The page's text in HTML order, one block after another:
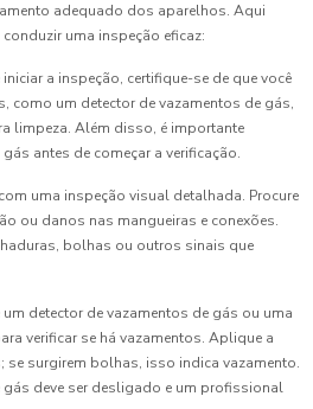
adequado dos aparelhos. Aqui
uma inspeção eficaz:
a inspeção, certifique-se de que você
como um detector de vazamentos de gás,
limpeza. Além disso, é importante
antes de começar a verificação.
uma inspeção visual detalhada. Procure
ou danos nas mangueiras e conexões.
bolhas ou outros sinais que
um detector de vazamentos de gás ou uma
verificar se há vazamentos. Aplique a
se surgirem bolhas, isso indica vazamento.
gás deve ser desligado e um profissional